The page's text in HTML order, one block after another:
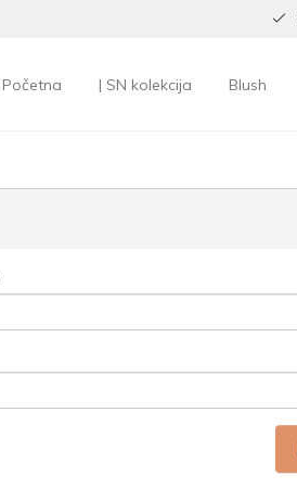
Početna | SN kolekcija Blush